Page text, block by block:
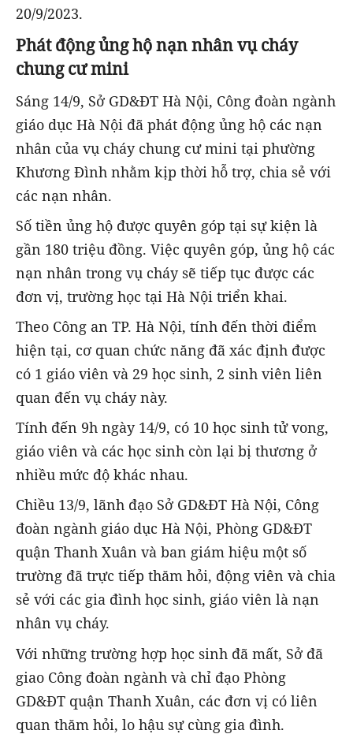
20/9/2023.
Phát động ủng hộ nạn nhân vụ cháy
chung cư mini
Sáng 14/9, Sở GD&ĐT Hà Nội, Công đoàn ngành
giáo dục Hà Nội đã phát động ủng hộ các nạn
nhân của vụ cháy chung cư mini tại phường
Khương Đình nhằm kịp thời hỗ trợ, chia sẻ với
các nạn nhân.
Số tiền ủng hộ được quyên góp tại sự kiện là
gần 180 triệu đồng. Việc quyên góp, ủng hộ các
nạn nhân trong vụ cháy sẽ tiếp tục được các
đơn vị, trường học tại Hà Nội triển khai.
Theo Công an TP. Hà Nội, tính đến thời điểm
hiện tại, cơ quan chức năng đã xác định được
có 1 giáo viên và 29 học sinh, 2 sinh viên liên
quan đến vụ cháy này.
Tính đến 9h ngày 14/9, có 10 học sinh tử vong,
giáo viên và các học sinh còn lại bị thương ở
nhiều mức độ khác nhau.
Chiều 13/9, lãnh đạo Sở GD&ĐT Hà Nội, Công
đoàn ngành giáo dục Hà Nội, Phòng GD&ĐT
quận Thanh Xuân và ban giám hiệu một số
trường đã trực tiếp thăm hỏi, động viên và chia
sẻ với các gia đình học sinh, giáo viên là nạn
nhân vụ cháy.
Với những trường hợp học sinh đã mất, Sở đã
giao Công đoàn ngành và chỉ đạo Phòng
GD&ĐT quận Thanh Xuân, các đơn vị có liên
quan thăm hỏi, lo hậu sự cùng gia đình.